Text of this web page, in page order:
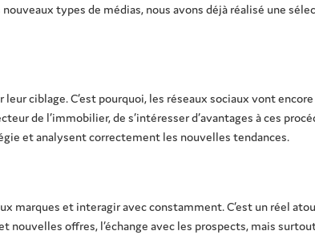
types de médias, nous avons déjà réalisé une
ciblage. C’est pourquoi, les réseaux sociaux vont
de l’immobilier, de s’intéresser d’avantages à ces
et analysent correctement les nouvelles tendances.
marques et interagir avec constamment. C’est un réel
offres, l’échange avec les prospects, mais